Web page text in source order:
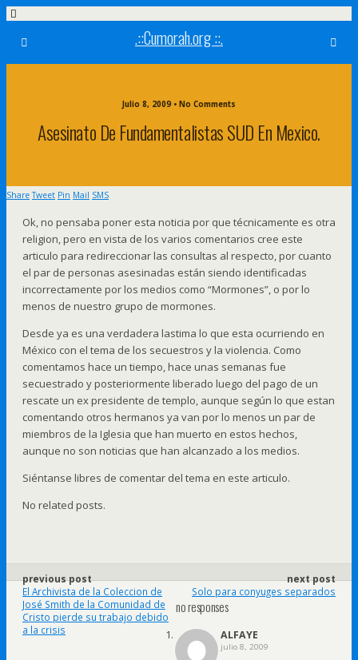
.::Cumorah.org ::.
Julio 8, 2009 • No Comments
Asesinato De Fundamentalistas SUD En Mexico.
Share Tweet Pin Mail SMS
Ok, no pensaba poner esta noticia por que técnicamente es otra
religion, pero en vista de los varios comentarios cree este
articulo para redireccionar las consultas al respecto, por cuanto
el par de personas asesinadas están siendo identificadas
incorrectamente por los medios como “Mormones”, o por lo
menos de nuestro grupo de mormones.
Desde ya es una verdadera lastima lo que esta ocurriendo en
México con el tema de los secuestros y la violencia. Como
comentamos hace un tiempo, hace unas semanas fue
secuestrado y posteriormente liberado luego del pago de un
rescate un ex presidente de templo, aunque según lo que estan
comentando otros hermanos ya van por lo menos un par de
miembros de la Iglesia que han muerto en estos hechos,
aunque no son noticias que han alcanzado a los medios.
Siéntanse libres de comentar del tema en este articulo.
No related posts.
previous post
El Archivista de la Coleccion de
José Smith de la Comunidad de
Cristo pierde su trabajo debido
a la crisis
next post
Solo para conyuges separados
no responses
ALFAYE
julio 8, 2009